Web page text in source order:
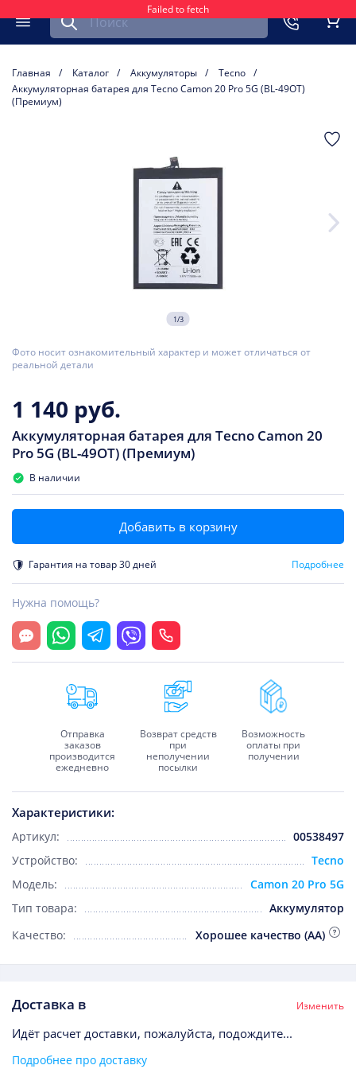
Failed to fetch
Меню
Найти запчасть для мобильного устройства
Главная Каталог Аккумуляторы
Tecno
Аккумуляторная батарея для Tecno Camon 20 Pro 5G (BL-49OT)
(Премиум)
1/3
Фото носит ознакомительный характер и может отличаться от
реальной детали
Характеристики:
Артикул:
00538497
Устройство:
Tecno
Модель:
Camon 20 Pro 5G
Тип товара:
Аккумулятор
Качество:
Хорошее качество (AA)
1 140 руб.
Аккумуляторная батарея для Tecno Camon 20
Pro 5G (BL-49OT) (Премиум)
В наличии
Добавить в корзину
Гарантия на товар 30 дней Подробнее
Нужна помощь?
Открыть чат
WhatsappTelegramViber Позвонить
Доставка в Изменить
Идёт расчет доставки, пожалуйста, подождите...
Подробнее про доставку
Отправка
заказов
производится
ежедневно
Возврат средств
при
неполучении
посылки
Возможность
оплаты при
получении